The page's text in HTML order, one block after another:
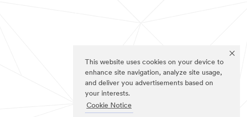
This website uses cookies on your device to
enhance site navigation, analyze site usage,
and deliver you advertisements based on
your interests.
Cookie Notice